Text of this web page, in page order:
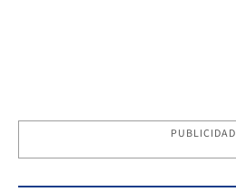
PUBLICIDAD